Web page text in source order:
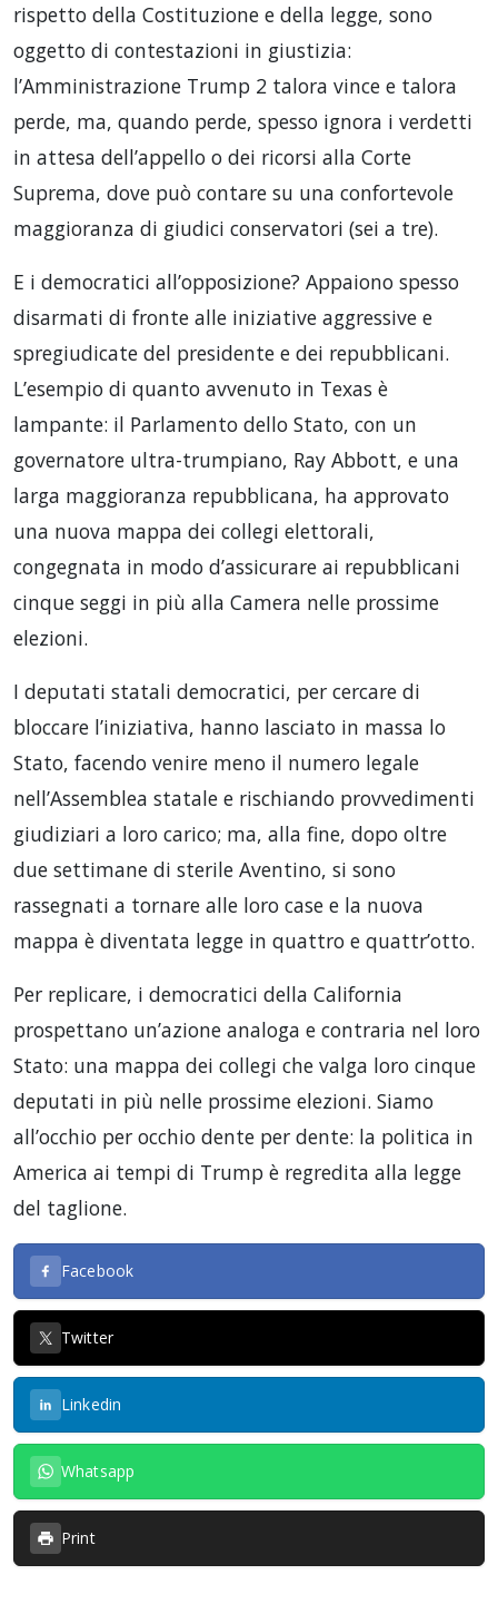
rispetto della Costituzione e della legge, sono
oggetto di contestazioni in giustizia:
l’Amministrazione Trump 2 talora vince e talora
perde, ma, quando perde, spesso ignora i verdetti
in attesa dell’appello o dei ricorsi alla Corte
Suprema, dove può contare su una confortevole
maggioranza di giudici conservatori (sei a tre).
E i democratici all’opposizione? Appaiono spesso
disarmati di fronte alle iniziative aggressive e
spregiudicate del presidente e dei repubblicani.
L’esempio di quanto avvenuto in Texas è
lampante: il Parlamento dello Stato, con un
governatore ultra-trumpiano, Ray Abbott, e una
larga maggioranza repubblicana, ha approvato
una nuova mappa dei collegi elettorali,
congegnata in modo d’assicurare ai repubblicani
cinque seggi in più alla Camera nelle prossime
elezioni.
I deputati statali democratici, per cercare di
bloccare l’iniziativa, hanno lasciato in massa lo
Stato, facendo venire meno il numero legale
nell’Assemblea statale e rischiando provvedimenti
giudiziari a loro carico; ma, alla fine, dopo oltre
due settimane di sterile Aventino, si sono
rassegnati a tornare alle loro case e la nuova
mappa è diventata legge in quattro e quattr’otto.
Per replicare, i democratici della California
prospettano un’azione analoga e contraria nel loro
Stato: una mappa dei collegi che valga loro cinque
deputati in più nelle prossime elezioni. Siamo
all’occhio per occhio dente per dente: la politica in
America ai tempi di Trump è regredita alla legge
del taglione.
Facebook
Twitter
Linkedin
Whatsapp
Print